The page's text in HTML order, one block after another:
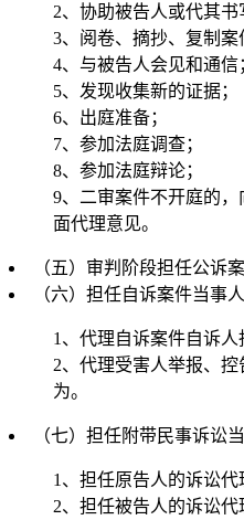
2、协助被告人或代其书
3、阅卷、摘抄、复制案
4、与被告人会见和通信
5、发现收集新的证据；
6、出庭准备；
7、参加法庭调查；
8、参加法庭辩论；
9、二审案件不开庭的
面代理意见。
（五）审判阶段担任公诉
（六）担任自诉案件当事
1、代理自诉案件自诉人
2、代理受害人举报、
为。
（七）担任附带民事诉讼
1、担任原告人的诉讼代
2、担任被告人的诉讼代